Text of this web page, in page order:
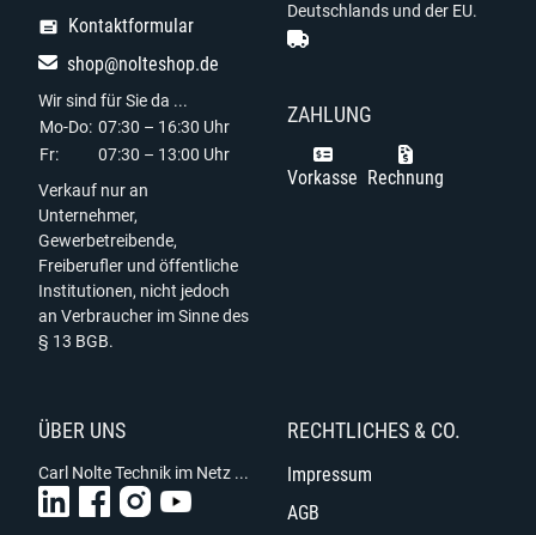
Kontaktformular
shop@nolteshop.de
Wir sind für Sie da ...
Mo-Do: 07:30 – 16:30 Uhr
Fr:
07:30 – 13:00 Uhr
Verkauf nur an
Unternehmer,
Gewerbetreibende,
Freiberufler und öffentliche
Institutionen, nicht jedoch
an Verbraucher im Sinne des
§ 13 BGB.
Deutschlands und der EU.
ZAHLUNG
Vorkasse Rechnung
ÜBER UNS
Carl Nolte Technik im Netz ...
RECHTLICHES & CO.
Impressum
AGB